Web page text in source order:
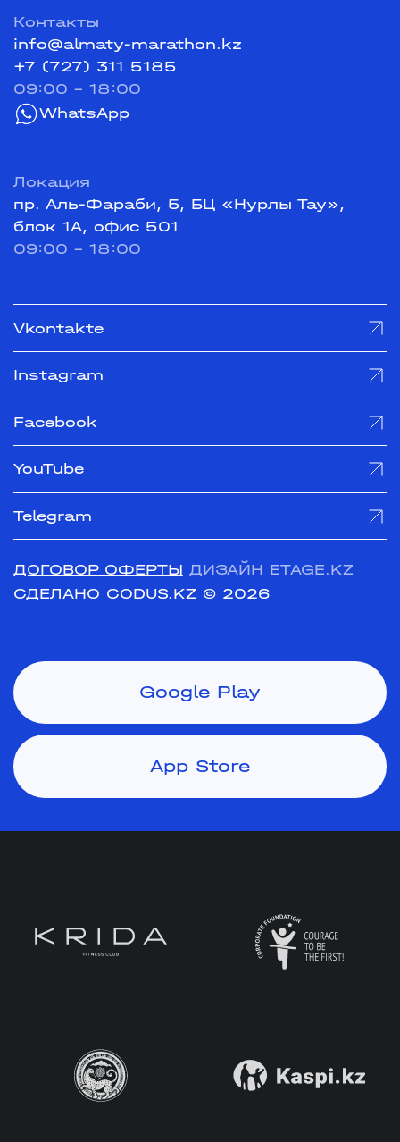
Контакты
info@almaty-marathon.kz
+7 (727) 311 5185
09:00 - 18:00
WhatsApp
Локация
пр. Аль-Фараби, 5, БЦ «Нурлы Тау»,
блок 1А, офис 501
09:00 - 18:00
Vkontakte
Instagram
Facebook
YouTube
Telegram
ДОГОВОР ОФЕРТЫ ДИЗАЙН ETAGE.KZ
СДЕЛАНО CODUS.KZ © 2026
Google Play
App Store